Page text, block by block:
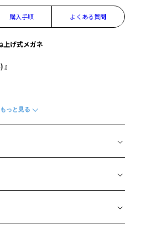
購入手順 よくある質問
上げ式メガネ
として日常使い。
くいシリコンパッドが標準装備。耳元
じみが良く大人の雰囲気に。
の合計料金を知りたい方へ